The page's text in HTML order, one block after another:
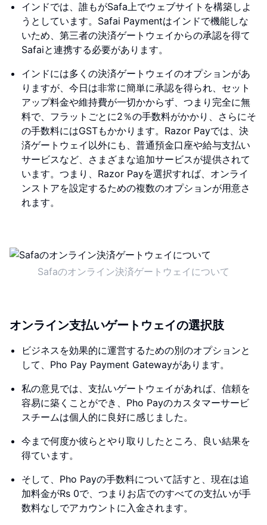
インドでは、誰もがSafa上でウェブサイトを構築しよ
うとしています。Safai Paymentはインドで機能しな
いため、第三者の決済ゲートウェイからの承認を得て
Safaiと連携する必要があります。
インドには多くの決済ゲートウェイのオプションがあ
りますが、今日は非常に簡単に承認を得られ、セット
アップ料金や維持費が一切かからず、つまり完全に無
料で、フラットごとに2％の手数料がかかり、さらにそ
の手数料にはGSTもかかります。Razor Payでは、決
済ゲートウェイ以外にも、普通預金口座や給与支払い
サービスなど、さまざまな追加サービスが提供されて
います。つまり、Razor Payを選択すれば、オンライ
ンストアを設定するための複数のオプションが用意さ
れます。
Safaのオンライン決済ゲートウェイについて
オンライン支払いゲートウェイの選択肢
ビジネスを効果的に運営するための別のオプションと
して、Pho Pay Payment Gatewayがあります。
私の意見では、支払いゲートウェイがあれば、信頼を
容易に築くことができ、Pho Payのカスタマーサービ
スチームは個人的に良好に感じました。
今まで何度か彼らとやり取りしたところ、良い結果を
得ています。
そして、Pho Payの手数料について話すと、現在は追
加料金がRs 0で、つまりお店でのすべての支払いが手
数料なしでアカウントに入金されます。